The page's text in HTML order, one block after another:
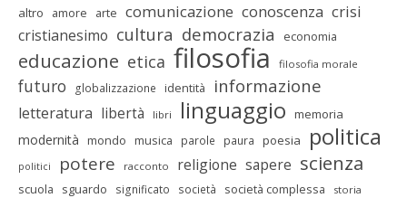
altro amore arte comunicazione conoscenza crisi
cristianesimo cultura democrazia economia
educazione etica filosofia filosofia morale
futuro globalizzazione identità informazione
letteratura libertà libri linguaggio memoria
modernità mondo musica parole paura poesia politica
politici potere racconto religione sapere scienza
scuola sguardo significato società società complessa storia